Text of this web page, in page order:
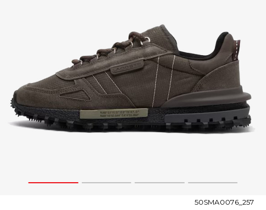
1 2 3 4
50SMA0076_257